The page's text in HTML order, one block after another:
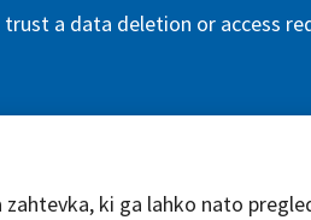
a data deletion or access
ki ga lahko nato